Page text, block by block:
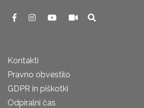
Kontakti
Pravno obvestilo
GDPR in piškotki
Odpiralni čas